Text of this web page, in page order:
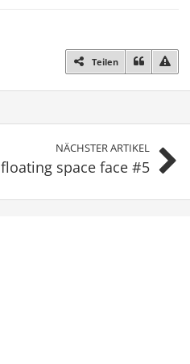
Teilen
NÄCHSTER ARTIKEL
floating space face #5